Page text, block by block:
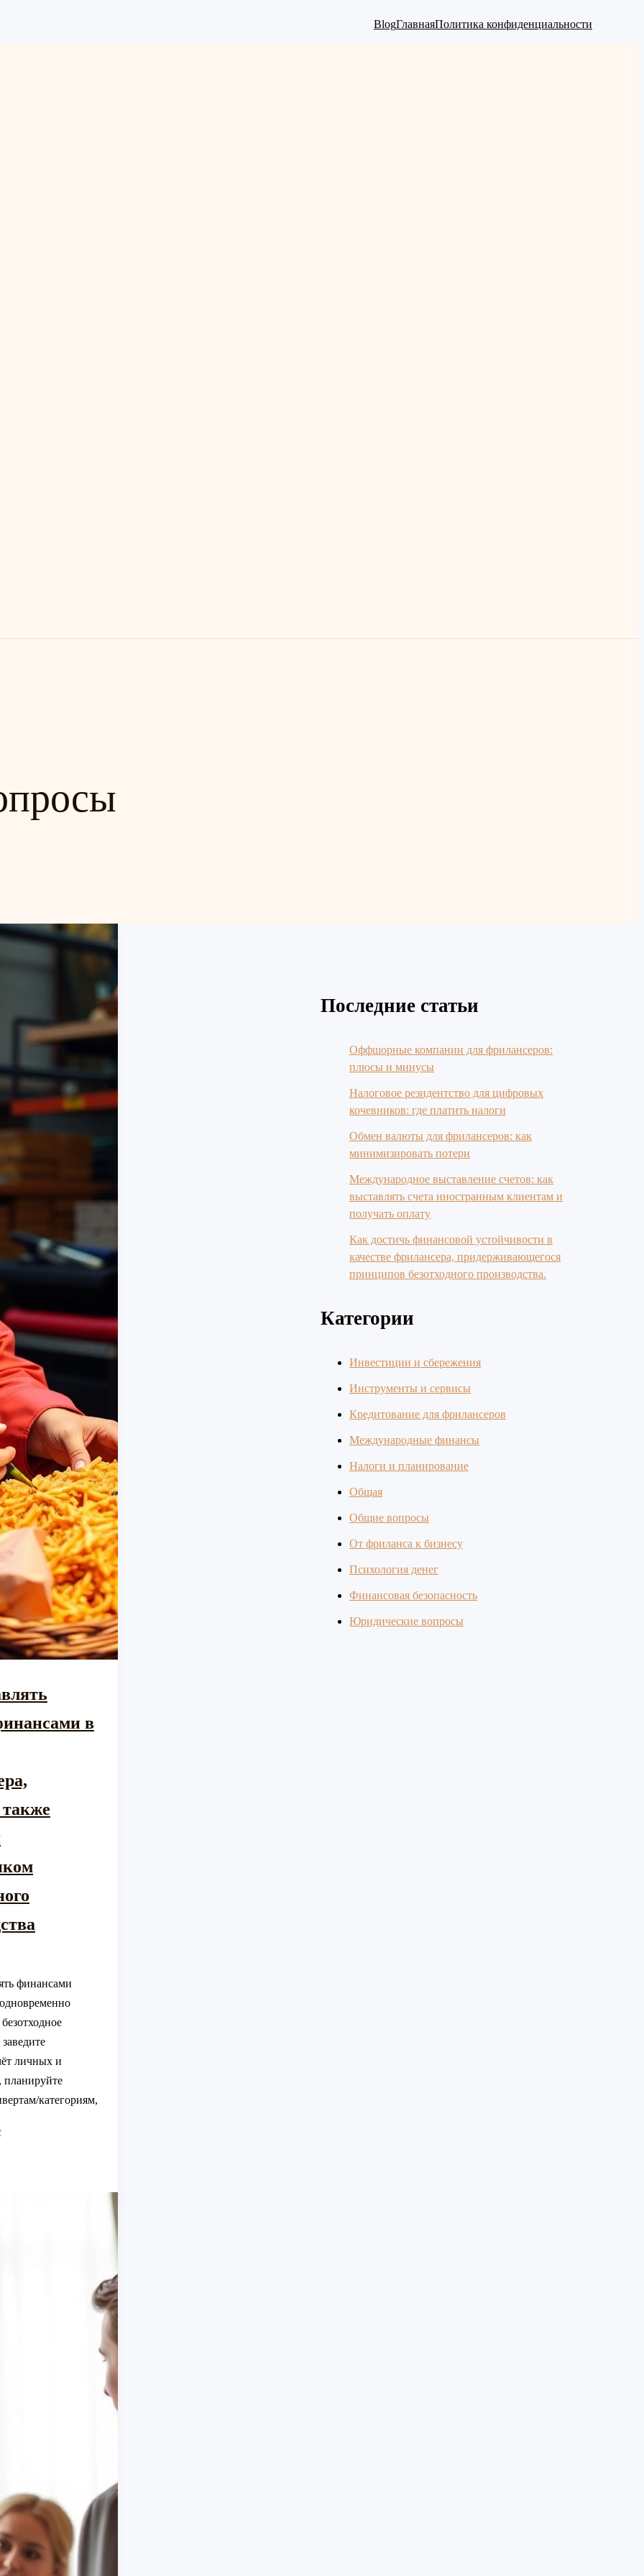
BlogГлавнаяПолитика конфиденциальности
в
финансами
личных и
планируйте
категориям,
Последние статьи
Оффшорные компании для фрилансеров:
плюсы и минусы
Налоговое резидентство для цифровых
кочевников: где платить налоги
Обмен валюты для фрилансеров: как
минимизировать потери
Международное выставление счетов: как
выставлять счета иностранным клиентам и
получать оплату
Как достичь финансовой устойчивости в
качестве фрилансера, придерживающегося
принципов безотходного производства.
Категории
Инвестиции и сбережения
Инструменты и сервисы
Кредитование для фрилансеров
Международные финансы
Налоги и планирование
Общая
Общие вопросы
От фриланса к бизнесу
Психология денег
Финансовая безопасность
Юридические вопросы